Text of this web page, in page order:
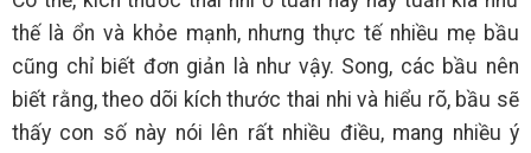
thế là ổn và khỏe mạnh, nhưng thực tế nhiều mẹ bầu
cũng chỉ biết đơn giản là như vậy. Song, các bầu nên
biết rằng, theo dõi kích thước thai nhi và hiểu rõ, bầu sẽ
thấy con số này nói lên rất nhiều điều, mang nhiều ý